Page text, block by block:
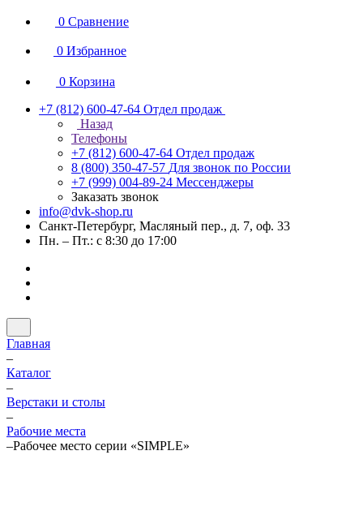
0 Сравнение
0 Избранное
0 Корзина
+7 (812) 600-47-64 Отдел продаж
Назад
Телефоны
+7 (812) 600-47-64 Отдел продаж
8 (800) 350-47-57 Для звонок по России
+7 (999) 004-89-24 Мессенджеры
Заказать звонок
info@dvk-shop.ru
Санкт-Петербург, Масляный пер., д. 7, оф. 33
Пн. – Пт.: с 8:30 до 17:00
Главная
–
Каталог
–
Верстаки и столы
–
Рабочие места
–Рабочее место серии «SIMPLE»